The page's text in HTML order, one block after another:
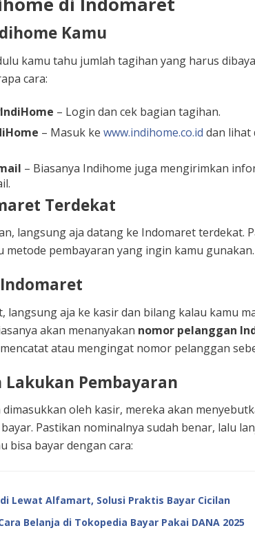
Kamu
kamu tahu jumlah tagihan yang harus
cara:
– Login dan cek bagian tagihan.
– Masuk ke www.indihome.co.id dan lihat
– Biasanya Indihome juga mengirimkan
Terdekat
langsung aja datang ke Indomaret terdekat.
metode pembayaran yang ingin kamu gunakan.
langsung aja ke kasir dan bilang kalau kamu
akan menanyakan nomor pelanggan
atau mengingat nomor pelanggan
Lakukan Pembayaran
oleh kasir, mereka akan
Pastikan nominalnya sudah benar, lalu
bisa bayar dengan cara:
Lewat Alfamart, Solusi Praktis Bayar Cicilan
Belanja di Tokopedia Bayar Pakai DANA 2025